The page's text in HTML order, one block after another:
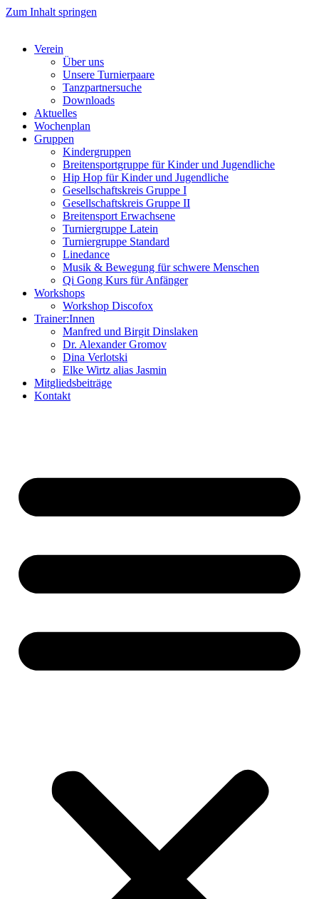
Zum Inhalt springen
Verein
Über uns
Unsere Turnierpaare
Tanzpartnersuche
Downloads
Aktuelles
Wochenplan
Gruppen
Kindergruppen
Breitensportgruppe für Kinder und Jugendliche
Hip Hop für Kinder und Jugendliche​
Gesellschaftskreis Gruppe I
Gesellschaftskreis Gruppe II
Breitensport Erwachsene
Turniergruppe Latein
Turniergruppe Standard
Linedance
Musik & Bewegung für schwere Menschen​
Qi Gong Kurs für Anfänger
Workshops
Workshop Discofox
Trainer:Innen
Manfred und Birgit Dinslaken
Dr. Alexander Gromov
Dina Verlotski
Elke Wirtz alias Jasmin
Mitgliedsbeiträge
Kontakt